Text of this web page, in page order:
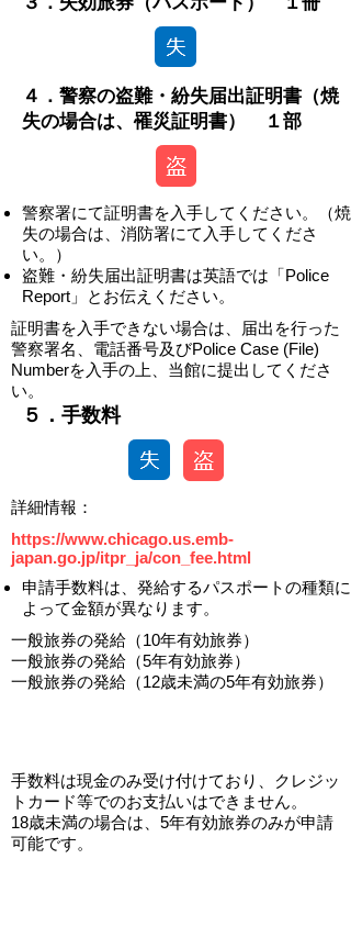
４．警察の盗難・紛失届出証明書（焼
失の場合は、罹災証明書） １部
警察署にて証明書を入手してください。（焼
失の場合は、消防署にて入手してくださ
い。）
盗難・紛失届出証明書は英語では「Police
Report」とお伝えください。
証明書を入手できない場合は、届出を行った
警察署名、電話番号及びPolice Case (File)
Numberを入手の上、当館に提出してくださ
い。
​​５．手数料
​詳細情報：
https://www.chicago.us.emb-
japan.go.jp/itpr_ja/con_fee.html
申請手数料は、発給するパスポートの種類に
よって金額が異なります。
一般旅券の発給（10年有効旅券）
一般旅券の発給（5年有効旅券）
一般旅券の発給（12歳未満の5年有効旅券）
​手数料は現金のみ受け付けており、クレジッ
トカード等でのお支払いはできません。
​18歳未満の場合は、5年有効旅券のみが申請
可能です。